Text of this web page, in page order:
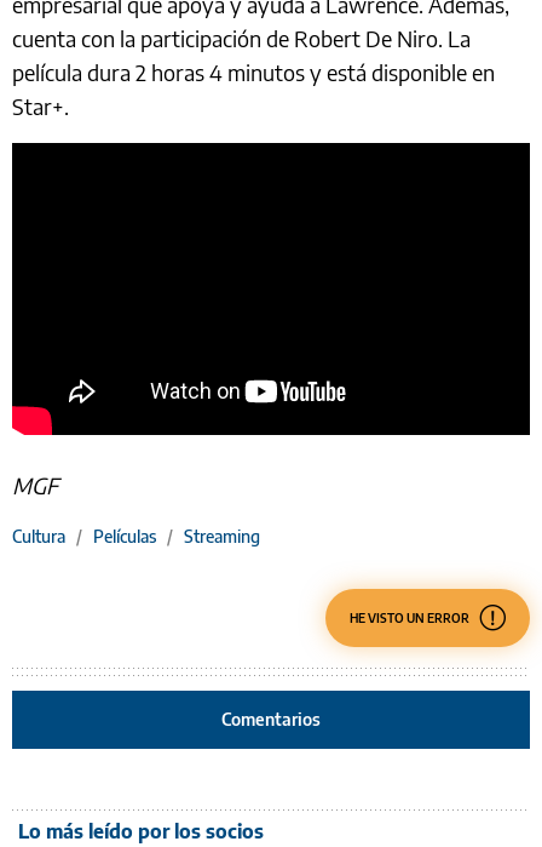
cuenta con la participación de Robert De Niro. La
película dura 2 horas 4 minutos y está disponible en
Star+.
MGF
Cultura / Películas / Streaming
HE VISTO UN ERROR
Comentarios
Lo más leído por los socios